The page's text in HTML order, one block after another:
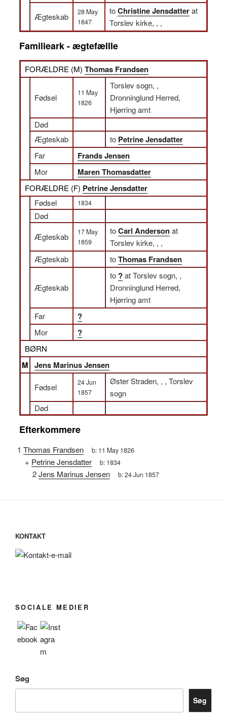
Ægteskab
28 May
1847
toChristine Jensdatterat
Torslev kirke, , ,
Familieark - ægtefællle
FORÆLDRE (M) Thomas Frandsen
Fødsel
11 May
1826
Torslev sogn, ,
Dronninglund Herred,
Hjørring amt
Død
Ægteskab
to Petrine Jensdatter
Far Frands Jensen
Mor Maren Thomasdatter
FORÆLDRE (F) Petrine Jensdatter
Fødsel 1834
Død
Ægteskab
17 May
1859
toCarl Andersonat
Torslev kirke, , ,
Ægteskab
toThomas Frandsen
Ægteskab
to ?at Torslev sogn, ,
Dronninglund Herred,
Hjørring amt
Far
?
Mor ?
BØRN
M Jens Marinus Jensen
Fødsel
24 Jun
1857
Øster Straden, , , Torslev
sogn
Død
Efterkommere
1 Thomas Frandsen b: 11 May 1826
+ Petrine Jensdatter b: 1834
2Jens Marinus Jensen b:24 Jun 1857
KONTAKT
SOCIALE MEDIER
Søg
Søg